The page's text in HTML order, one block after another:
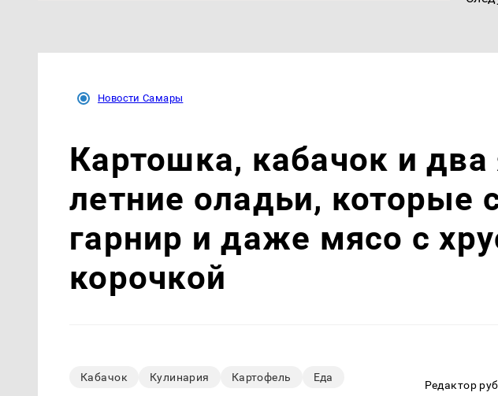
Новости Самары
Картошка, кабачок и
летние оладьи, которые
гарнир и даже мясо с
корочкой
Кабачок Кулинария Картофель Еда
Редактор